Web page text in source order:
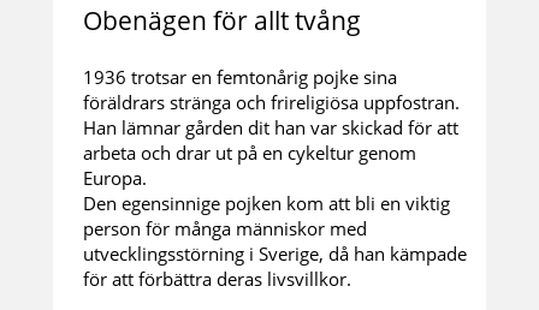
Obenägen för allt tvång
1936 trotsar en femtonårig pojke sina
föräldrars stränga och frireligiösa uppfostran.
Han lämnar gården dit han var skickad för att
arbeta och drar ut på en cykeltur genom
Europa.
Den egensinnige pojken kom att bli en viktig
person för många människor med
utvecklingsstörning i Sverige, då han kämpade
för att förbättra deras livsvillkor.